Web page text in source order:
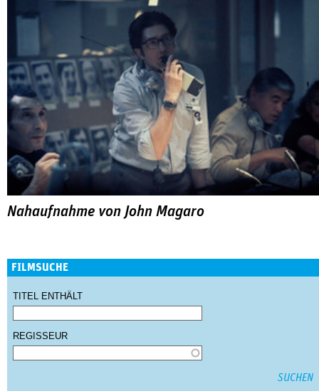
Nahaufnahme von John Magaro
FILMSUCHE
TITEL ENTHÄLT
REGISSEUR